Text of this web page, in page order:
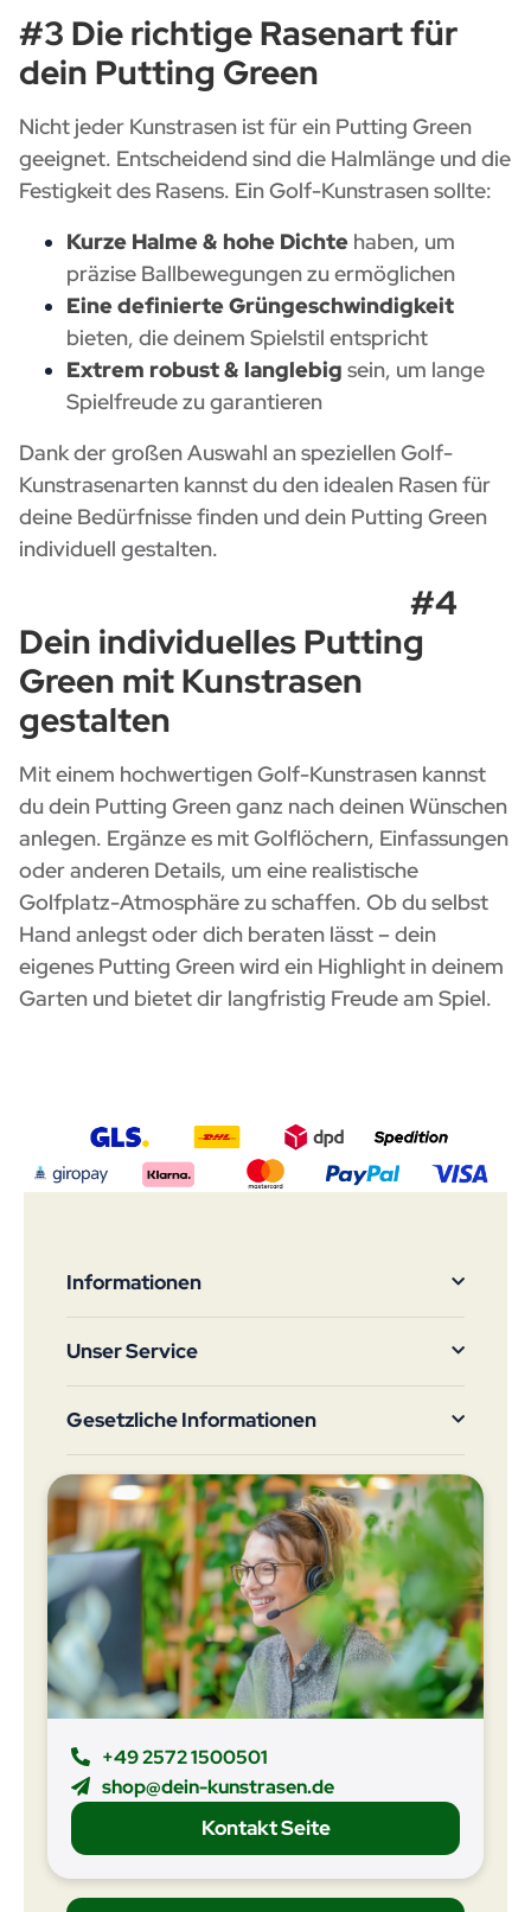
#3 Die richtige Rasenart für
dein Putting Green
Nicht jeder Kunstrasen ist für ein Putting Green
geeignet. Entscheidend sind die Halmlänge und die
Festigkeit des Rasens. Ein Golf-Kunstrasen sollte:
Kurze Halme & hohe Dichte haben, um
präzise Ballbewegungen zu ermöglichen
Eine definierte Grüngeschwindigkeit
bieten, die deinem Spielstil entspricht
Extrem robust & langlebig sein, um lange
Spielfreude zu garantieren
Dank der großen Auswahl an speziellen Golf-
Kunstrasenarten kannst du den idealen Rasen für
deine Bedürfnisse finden und dein Putting Green
individuell gestalten.
#4
Dein individuelles Putting
Green mit Kunstrasen
gestalten
Mit einem hochwertigen Golf-Kunstrasen kannst
du dein Putting Green ganz nach deinen Wünschen
anlegen. Ergänze es mit Golflöchern, Einfassungen
oder anderen Details, um eine realistische
Golfplatz-Atmosphäre zu schaffen. Ob du selbst
Hand anlegst oder dich beraten lässt – dein
eigenes Putting Green wird ein Highlight in deinem
Garten und bietet dir langfristig Freude am Spiel.
Informationen
Unser Service
Gesetzliche Informationen
+49 2572 1500501
shop@dein-kunstrasen.de
Kontakt Seite